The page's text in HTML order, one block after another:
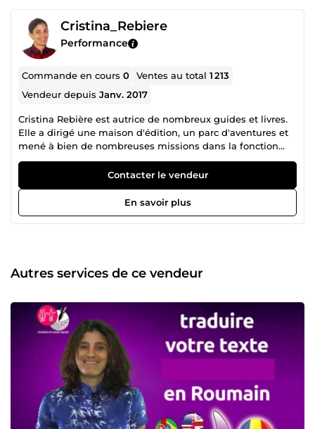
Cristina_Rebiere
Performance
Commande en cours0 Ventes au total1 213
Vendeur depuisJanv. 2017
Cristina Rebière est autrice de nombreux guides et livres.
Elle a dirigé une maison d'édition, un parc d'aventures et
mené à bien de nombreuses missions dans la fonction
publique européenne. Elle est aussi spécialisée dans la
formation continue. Ses origines: Après la Révolution
roumaine, Cristina interrompt de brillantes études pour
entrer à l'université en France où elle suit tout le cursus en
faculté de droit et obtient une Maîtrise en Administration
d'assistance de la Commission Européenne. De retour à
Bucarest elle est successivement contrôleuse de gestion,
professeure de français. En Roumanie elle fonde avec son
mari une entreprise de team building puis le premier parc
d'aventures jamais créé dans ce pays - construit de leurs
mains - qui attirera des milliers de personnes, écoles et
entreprises dans la pratique du sport et d'activités de
cohésion en pleine nature. Avec son équipe, elle conçoit et
construit des parcours d'escalade dans les arbres pour
d'autres clients. Au rectorat de l'Académie de la
Martinique, Cristina prend en charge la coordination de la
Contacter le vendeur
En savoir plus
Autres services de ce vendeur